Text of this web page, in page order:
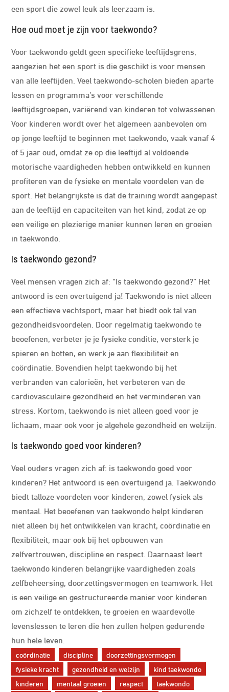
een sport die zowel leuk als leerzaam is.
Hoe oud moet je zijn voor taekwondo?
Voor taekwondo geldt geen specifieke leeftijdsgrens,
aangezien het een sport is die geschikt is voor mensen
van alle leeftijden. Veel taekwondo-scholen bieden aparte
lessen en programma’s voor verschillende
leeftijdsgroepen, variërend van kinderen tot volwassenen.
Voor kinderen wordt over het algemeen aanbevolen om
op jonge leeftijd te beginnen met taekwondo, vaak vanaf 4
of 5 jaar oud, omdat ze op die leeftijd al voldoende
motorische vaardigheden hebben ontwikkeld en kunnen
profiteren van de fysieke en mentale voordelen van de
sport. Het belangrijkste is dat de training wordt aangepast
aan de leeftijd en capaciteiten van het kind, zodat ze op
een veilige en plezierige manier kunnen leren en groeien
in taekwondo.
Is taekwondo gezond?
Veel mensen vragen zich af: “Is taekwondo gezond?” Het
antwoord is een overtuigend ja! Taekwondo is niet alleen
een effectieve vechtsport, maar het biedt ook tal van
gezondheidsvoordelen. Door regelmatig taekwondo te
beoefenen, verbeter je je fysieke conditie, versterk je
spieren en botten, en werk je aan flexibiliteit en
coördinatie. Bovendien helpt taekwondo bij het
verbranden van calorieën, het verbeteren van de
cardiovasculaire gezondheid en het verminderen van
stress. Kortom, taekwondo is niet alleen goed voor je
lichaam, maar ook voor je algehele gezondheid en welzijn.
Is taekwondo goed voor kinderen?
Veel ouders vragen zich af: is taekwondo goed voor
kinderen? Het antwoord is een overtuigend ja. Taekwondo
biedt talloze voordelen voor kinderen, zowel fysiek als
mentaal. Het beoefenen van taekwondo helpt kinderen
niet alleen bij het ontwikkelen van kracht, coördinatie en
flexibiliteit, maar ook bij het opbouwen van
zelfvertrouwen, discipline en respect. Daarnaast leert
taekwondo kinderen belangrijke vaardigheden zoals
zelfbeheersing, doorzettingsvermogen en teamwork. Het
is een veilige en gestructureerde manier voor kinderen
om zichzelf te ontdekken, te groeien en waardevolle
levenslessen te leren die hen zullen helpen gedurende
hun hele leven.
coördinatie discipline
doorzettingsvermogen
fysieke kracht
gezondheid en welzijn
kind taekwondo
kinderen
mentaal groeien respect taekwondo